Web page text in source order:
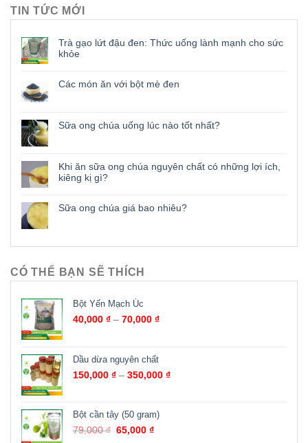
TIN TỨC MỚI
Trà gạo lứt đậu đen: Thức uống lành mạnh cho sức
khỏe
Các món ăn với bột mè đen
Sữa ong chúa uống lúc nào tốt nhất?
Khi ăn sữa ong chúa nguyên chất có những lợi ích,
kiêng kị gì?
Sữa ong chúa giá bao nhiêu?
CÓ THỂ BẠN SẼ THÍCH
Bột Yến Mạch Úc
40,000 ₫ – 70,000 ₫
Dầu dừa nguyên chất
150,000 ₫ – 350,000 ₫
Bột cần tây (50 gram)
79,000₫ 65,000₫